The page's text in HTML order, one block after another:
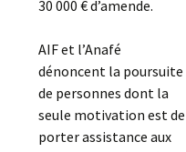
30 000 € d’amende.
AIF et l’Anafé
dénoncent la poursuite
de personnes dont la
seule motivation est de
porter assistance aux